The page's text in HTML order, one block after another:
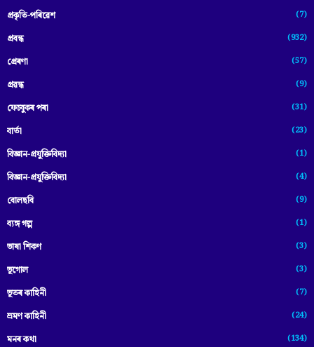
প্ৰকৃতি-পৰিৱেশ (7)
প্ৰবন্ধ (932)
প্ৰেৰণা (57)
প্ৰৱন্ধ (9)
ফেচবুকৰ পৰা (31)
বাৰ্তা (23)
বিজ্ঞান-প্রযুক্তিবিদ্যা (1)
বিজ্ঞান-প্ৰযুক্তিবিদ্যা (4)
বোলছবি (9)
ব্যঙ্গ গল্প (1)
ভাষা শিকণ (3)
ভূগোল (3)
ভূতৰ কাহিনী (7)
ভ্ৰমণ কাহিনী (24)
মনৰ কথা (134)